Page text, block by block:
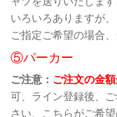
いろいろありますが
ご指定ご希望の場合
⑤パーカー
ご注意： ご注文の金
可、ライン登録後、
さい、こちらがご希